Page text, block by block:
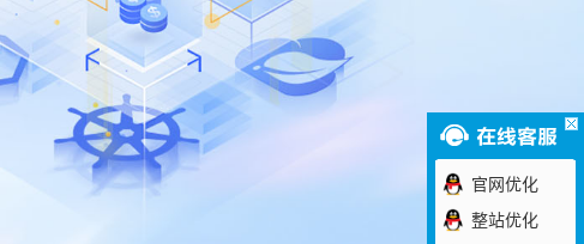
官网优化
整站优化